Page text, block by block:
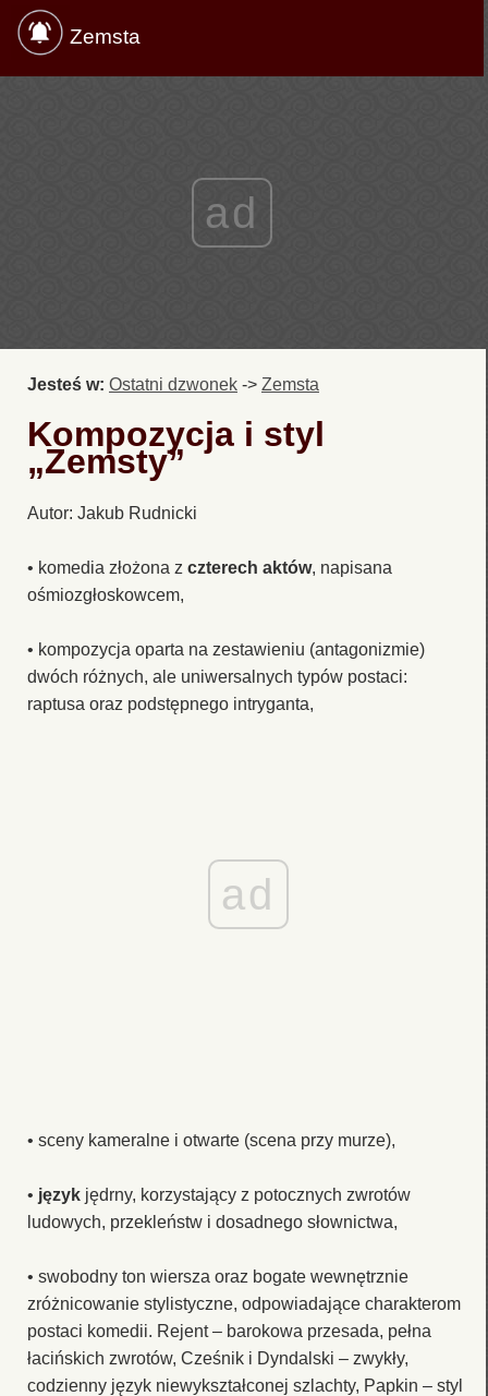
Zemsta
ad
Jesteś w: Ostatni dzwonek -> Zemsta
Kompozycja i styl
„Zemsty”
Autor: Jakub Rudnicki
• komedia złożona z czterech aktów, napisana
ośmiozgłoskowcem,
• kompozycja oparta na zestawieniu (antagonizmie)
dwóch różnych, ale uniwersalnych typów postaci:
raptusa oraz podstępnego intryganta,
ad
• sceny kameralne i otwarte (scena przy murze),
• język jędrny, korzystający z potocznych zwrotów
ludowych, przekleństw i dosadnego słownictwa,
• swobodny ton wiersza oraz bogate wewnętrznie
zróżnicowanie stylistyczne, odpowiadające charakterom
postaci komedii. Rejent – barokowa przesada, pełna
łacińskich zwrotów, Cześnik i Dyndalski – zwykły,
codzienny język niewykształconej szlachty, Papkin – styl